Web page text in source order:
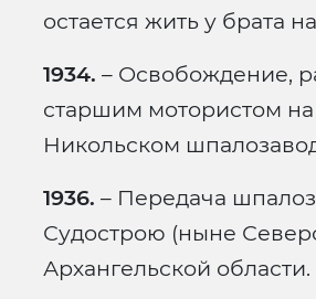
остается жить у брата
1934. – Освобождение,
старшим мотористом на
Никольском
1936. – Передача
Судострою (ныне
Архангельской области.